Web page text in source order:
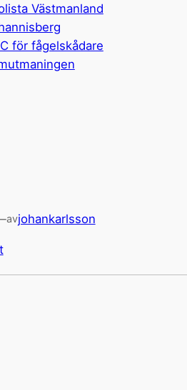
Västmanland
för fågelskådare
avjohankarlsson